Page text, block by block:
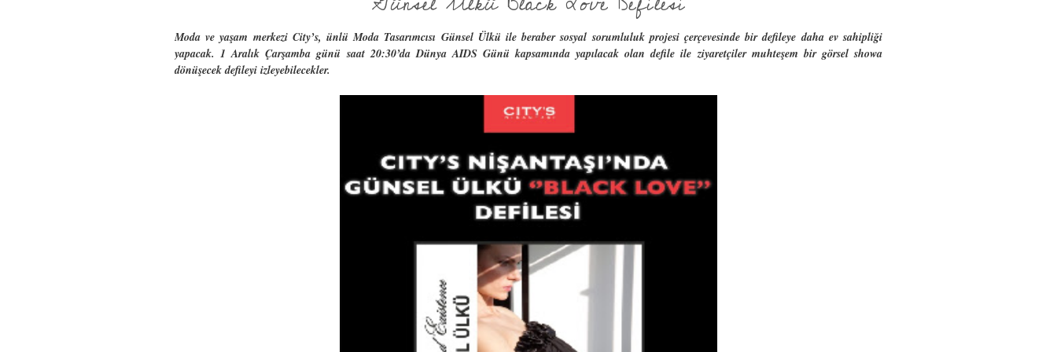
Moda ve yaşam merkezi City’s, ünlü Moda Tasarımcısı Günsel Ülkü ile beraber sosyal sorumluluk projesi çerçevesinde bir defileye daha ev sahipliği
yapacak. 1 Aralık Çarşamba günü saat 20:30’da Dünya AIDS Günü kapsamında yapılacak olan defile ile ziyaretçiler muhteşem bir görsel showa
dönüşecek defileyi izleyebilecekler.